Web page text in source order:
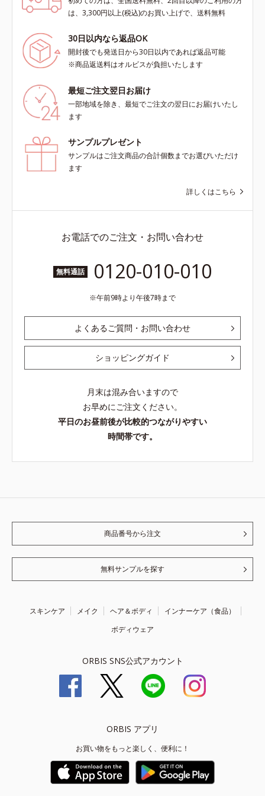
は、3,300円以上(税込)のお買い上げで、送料無料
30日以内なら返品OK
開封後でも発送日から30日以内であれば返品可能
※商品返送料はオルビスが負担いたします
最短ご注文翌日お届け
一部地域を除き、最短でご注文の翌日にお届けいたし
ます
サンプルプレゼント
サンプルはご注文商品の合計個数までお選びいただけ
ます
詳しくはこちら
お電話でのご注文・お問い合わせ
無料通話 0120-010-010
午前9時より午後7時まで
よくあるご質問・お問い合わせ
ショッピングガイド
月末は混み合いますので
お早めにご注文ください。
平日のお昼前後が比較的つながりやすい
時間帯です。
商品番号から注文
無料サンプルを探す
スキンケア メイク ヘア＆ボディ
インナーケア（食品）
ボディウェア
ORBIS SNS公式アカウント
ORBIS アプリ
お買い物をもっと楽しく、便利に！